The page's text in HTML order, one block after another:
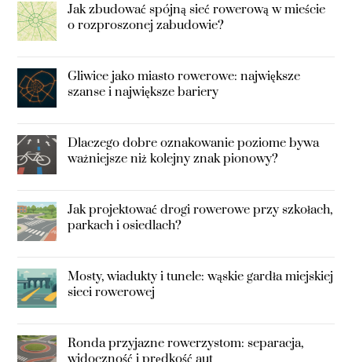
Jak zbudować spójną sieć rowerową w mieście
o rozproszonej zabudowie?
Gliwice jako miasto rowerowe: największe
szanse i największe bariery
Dlaczego dobre oznakowanie poziome bywa
ważniejsze niż kolejny znak pionowy?
Jak projektować drogi rowerowe przy szkołach,
parkach i osiedlach?
Mosty, wiadukty i tunele: wąskie gardła miejskiej
sieci rowerowej
Ronda przyjazne rowerzystom: separacja,
widoczność i prędkość aut